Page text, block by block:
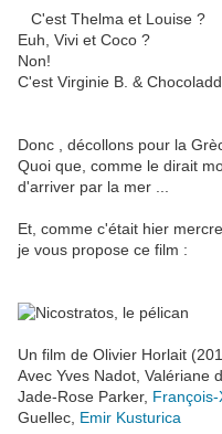
C'est Thelma et Louise ?
Euh, Vivi et Coco ?
Non!
C'est Virginie B. &
Donc , décollons pour la
Quoi que, comme le dirait
d'arriver par la mer ...
Et, comme c'était hier
je vous propose ce film :
Un film de Olivier Horlait
Avec Yves Nadot Valériane
Jade-Rose Parker,
Guellec Emir Kusturica